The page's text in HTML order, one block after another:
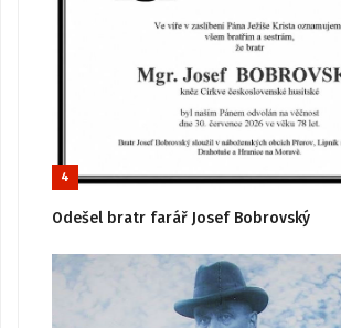
4
Odešel bratr farář Josef Bobrovský